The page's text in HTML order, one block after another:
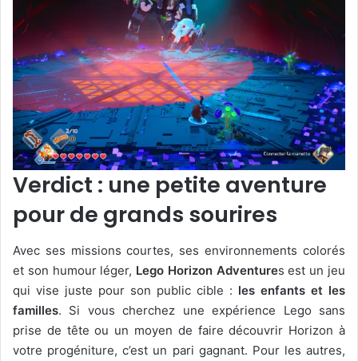
Verdict : une petite aventure
pour de grands sourires
Avec ses missions courtes, ses environnements colorés
et son humour léger, Lego Horizon Adventures est un jeu
qui vise juste pour son public cible : les enfants et les
familles. Si vous cherchez une expérience Lego sans
prise de tête ou un moyen de faire découvrir Horizon à
votre progéniture, c’est un pari gagnant. Pour les autres,